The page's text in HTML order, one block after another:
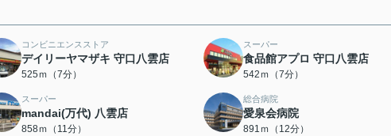
コンビニエンスストア
デイリーヤマザキ 守口八雲店
525ｍ（7分）
スーパー
食品館アプロ 守口八雲店
542ｍ（7分）
スーパー
mandai(万代) 八雲店
858ｍ（11分）
総合病院
愛泉会病院
891ｍ（12分）